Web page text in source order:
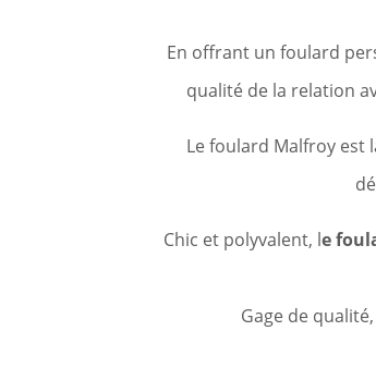
En offrant un foulard
qualité de la relation
Le foulard Malfroy est
Chic et polyvalent, le
Gage de